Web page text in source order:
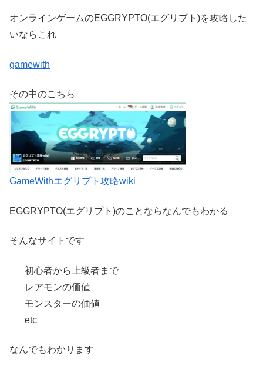
オンラインゲームのEGGRYPTO(エグリプト)を攻略した
いならこれ
gamewith
その中のこちら
GameWithエグリプト攻略wiki
EGGRYPTO(エグリプト)のことならなんでもわかる
そんなサイトです
初心者から上級者まで
レアモンの価値
モンスターの価値
etc
なんでもわかります